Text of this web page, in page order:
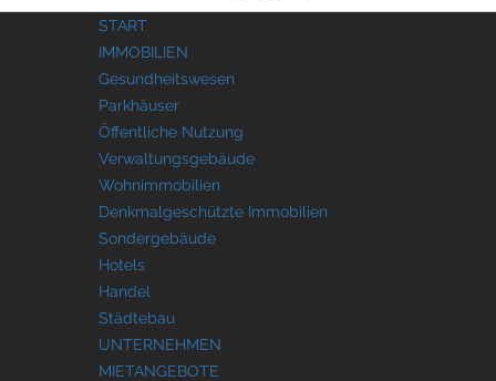
START
IMMOBILIEN
Gesundheitswesen
Parkhäuser
Öffentliche Nutzung
Verwaltungsgebäude
Wohnimmobilien
Denkmalgeschützte Immobilien
Sondergebäude
Hotels
Handel
Städtebau
UNTERNEHMEN
MIETANGEBOTE